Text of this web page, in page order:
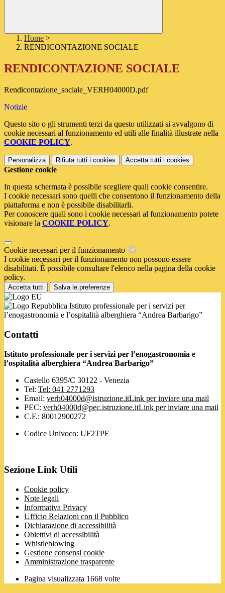
Home >
RENDICONTAZIONE SOCIALE
RENDICONTAZIONE SOCIALE
Rendicontazione_sociale_VERH04000D.pdf
Notizie
Questo sito o gli strumenti terzi da questo utilizzati si avvalgono di
cookie necessari al funzionamento ed utili alle finalità illustrate nella
COOKIE POLICY.
Personalizza Rifiuta tutti i cookies Accetta tutti i cookies
Gestione cookie
In questa schermata è possibile scegliere quali cookie consentire.
I cookie necessari sono quelli che consentono il funzionamento della
piattaforma e non è possibile disabilitarli.
Per conoscere quali sono i cookie necessari al funzionamento potete
visionare la COOKIE POLICY.
Cookie necessari per il funzionamento
I cookie necessari per il funzionamento non possono essere
disabilitati. È possibile consultare l'elenco nella pagina della cookie
policy.
Accetta tutti Salva le preferenze
Istituto professionale per i servizi per
l’enogastronomia e l’ospitalità alberghiera “Andrea Barbarigo”
Contatti
Istituto professionale per i servizi per l’enogastronomia e
l’ospitalità alberghiera “Andrea Barbarigo”
Castello 6395/C 30122 - Venezia
Tel: Tel: 041 2771293
Email: verh04000d@istruzione.itLink per inviare una mail
PEC: verh04000d@pec.istruzione.itLink per inviare una mail
C.F.: 80012900272
Codice Univoco: UF2TPF
Sezione Link Utili
Cookie policy
Note legali
Informativa Privacy
Ufficio Relazioni con il Pubblico
Dichiarazione di accessibilità
Obiettivi di accessibilità
Whistleblowing
Gestione consensi cookie
Amministrazione trasparente
Pagina visualizzata 1668 volte